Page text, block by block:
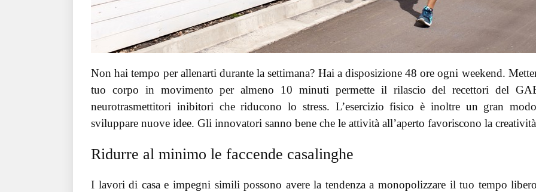
Non hai tempo per allenarti durante la settimana? Hai a disposizione 48 ore ogni weekend.
tuo corpo in movimento per almeno 10 minuti permette il rilascio del recettori del
neurotrasmettitori inibitori che riducono lo stress. L’esercizio fisico è inoltre un gran
sviluppare nuove idee. Gli innovatori sanno bene che le attività all’aperto favoriscono la
Ridurre al minimo le faccende casalinghe
I lavori di casa e impegni simili possono avere la tendenza a monopolizzare il tuo tempo